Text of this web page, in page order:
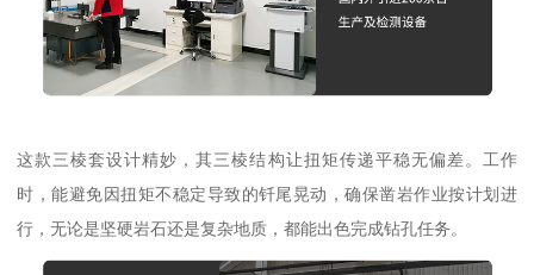
这款三棱套设计精妙，其三棱结构让扭矩传递平稳无偏差。工作
时，能避免因扭矩不稳定导致的钎尾晃动，确保凿岩作业按计划进
行，无论是坚硬岩石还是复杂地质，都能出色完成钻孔任务。